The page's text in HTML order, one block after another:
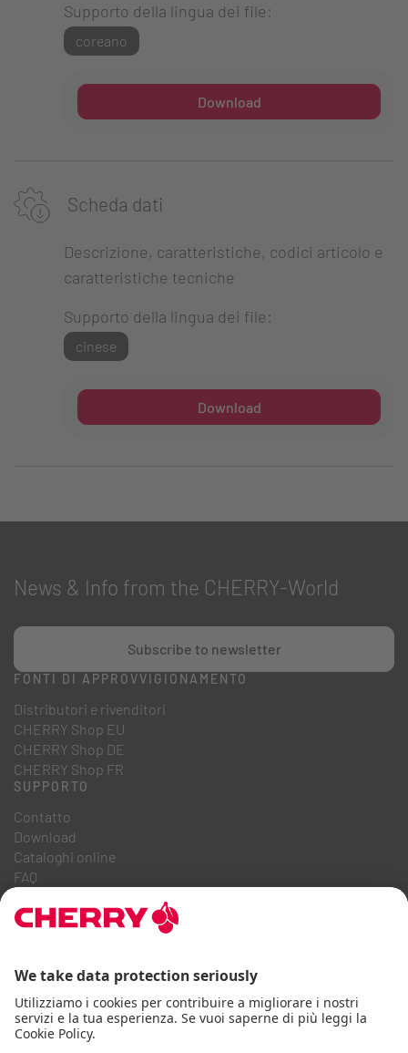
Supporto della lingua dei file:
coreano
Download
Scheda dati
Descrizione, caratteristiche, codici articolo e
caratteristiche tecniche
Supporto della lingua dei file:
cinese
Download
News & Info from the CHERRY-World
Subscribe to newsletter
FONTI DI APPROVVIGIONAMENTO
Distributori e rivenditori
CHERRY Shop EU
CHERRY Shop DE
CHERRY Shop FR
SUPPORTO
Contatto
Download
Cataloghi online
FAQ
Carriera
Codice di condotta aziendale